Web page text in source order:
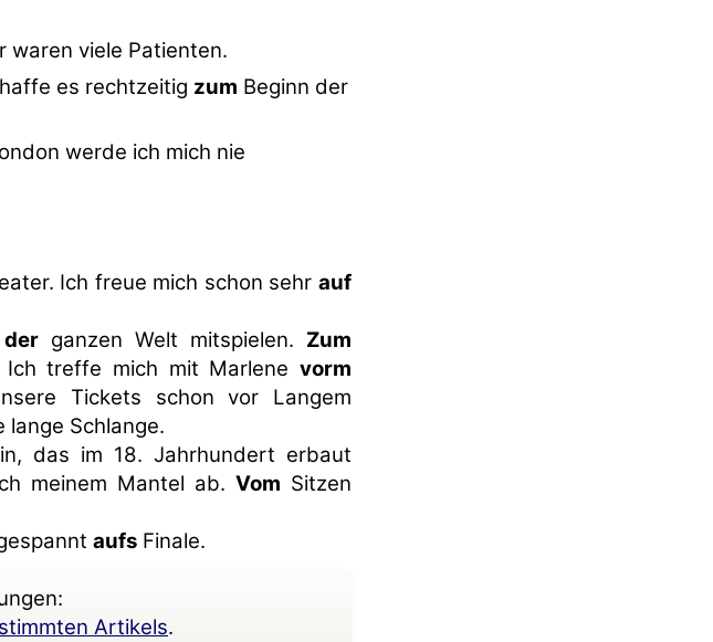
waren viele Patienten.
es rechtzeitig zum Beginn der
werde ich mich nie
Ich freue mich schon sehrauf
ganzen Welt mitspielen. Zum
Ich treffe mich mit Marlenevorm
Tickets schon vor Langem
lange Schlange.
das im 18. Jahrhundert erbaut
meinem Mantel ab. Vom Sitzen
aufs Finale.
Artikels.